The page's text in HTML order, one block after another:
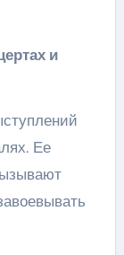
и
Ее